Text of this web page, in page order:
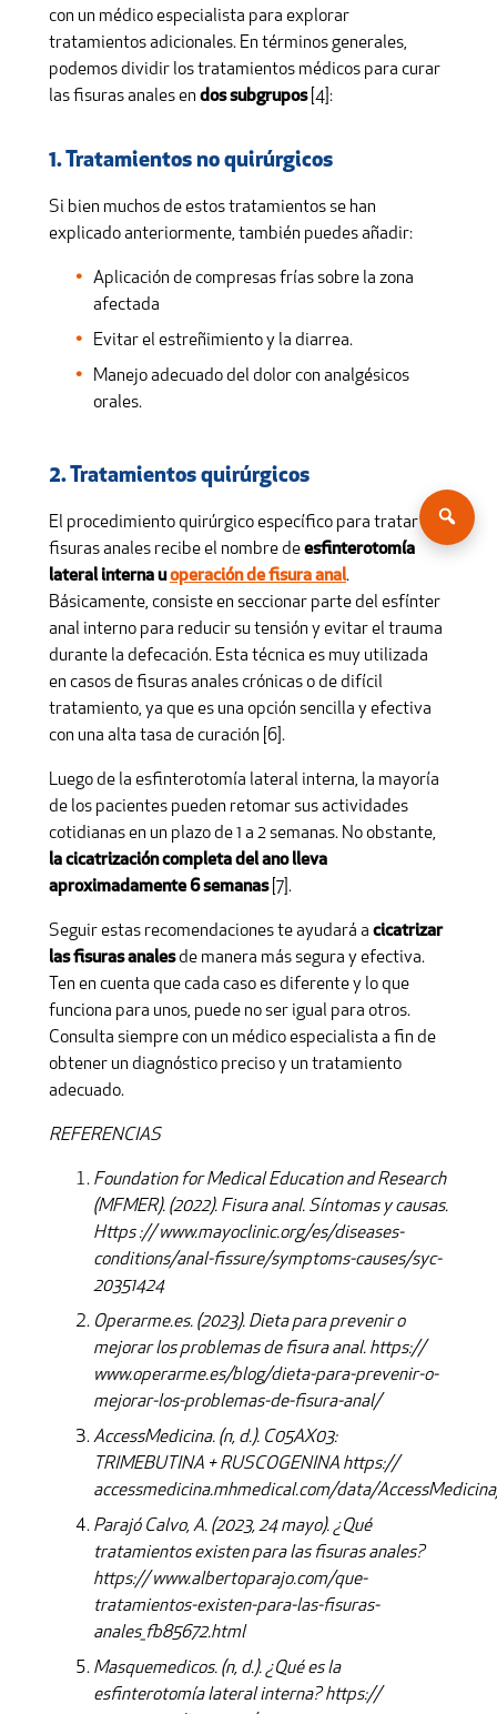
con un médico especialista para explorar
tratamientos adicionales. En términos generales,
podemos dividir los tratamientos médicos para curar
las fisuras anales en dos subgrupos[4]:
1. Tratamientos no quirúrgicos
Si bien muchos de estos tratamientos se han
explicado anteriormente, también puedes añadir:
Aplicación de compresas frías sobre la zona
afectada
Evitar el estreñimiento y la diarrea.
Manejo adecuado del dolor con analgésicos
orales.
2. Tratamientos quirúrgicos
El procedimiento quirúrgico específico para tratar las
fisuras anales recibe el nombre deesfinterotomía
lateral interna uoperación de fisura anal.
Básicamente, consiste en seccionar parte del esfínter
anal interno para reducir su tensión y evitar el trauma
durante la defecación. Esta técnica es muy utilizada
en casos de fisuras anales crónicas o de difícil
tratamiento, ya que es una opción sencilla y efectiva
con una alta tasa de curación [6].
Luego de la esfinterotomía lateral interna, la mayoría
de los pacientes pueden retomar sus actividades
cotidianas en un plazo de 1 a 2 semanas. No obstante,
la cicatrización completa del ano lleva
aproximadamente 6 semanas[7].
Seguir estas recomendaciones te ayudará a cicatrizar
las fisuras analesde manera más segura y efectiva.
Ten en cuenta que cada caso es diferente y lo que
funciona para unos, puede no ser igual para otros.
Consulta siempre con un médico especialista a fin de
obtener un diagnóstico preciso y un tratamiento
adecuado.
REFERENCIAS
Foundation for Medical Education and Research
(MFMER). (2022). Fisura anal. Síntomas y causas.
Https :// www.mayoclinic.org/es/diseases-
conditions/anal-fissure/symptoms-causes/syc-
20351424
Operarme.es. (2023). Dieta para prevenir o
mejorar los problemas de fisura anal. https://
www.operarme.es/blog/dieta-para-prevenir-o-
mejorar-los-problemas-de-fisura-anal/
AccessMedicina. (n, d.). C05AX03:
TRIMEBUTINA + RUSCOGENINA https://
accessmedicina.mhmedical.com/data/
Parajó Calvo, A. (2023, 24 mayo). ¿Qué
tratamientos existen para las fisuras anales?
https:// www.albertoparajo.com/que-
tratamientos-existen-para-las-fisuras-
anales_fb85672.html
Masquemedicos. (n, d.). ¿Qué es la
esfinterotomía lateral interna? https://